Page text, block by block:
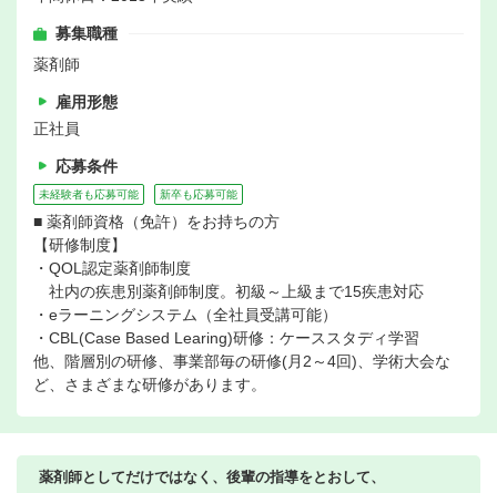
募集職種
薬剤師
雇用形態
正社員
応募条件
未経験者も応募可能 新卒も応募可能
■ 薬剤師資格（免許）をお持ちの方
【研修制度】
・QOL認定薬剤師制度
社内の疾患別薬剤師制度。初級～上級まで15疾患対応
・eラーニングシステム（全社員受講可能）
・CBL(Case Based Learing)研修：ケーススタディ学習
他、階層別の研修、事業部毎の研修(月2～4回)、学術大会な
ど、さまざまな研修があります。
薬剤師としてだけではなく、後輩の指導をとおして、